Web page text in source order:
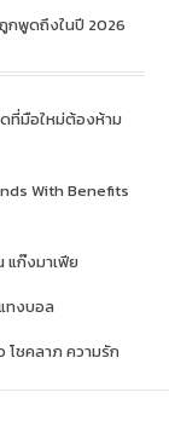
กพูดถึงในปี 2026
ที่มือใหม่ต้องห้าม
With Benefits
แก๊งมาเฟีย
ทงบอล
โชคลาภ ความรัก